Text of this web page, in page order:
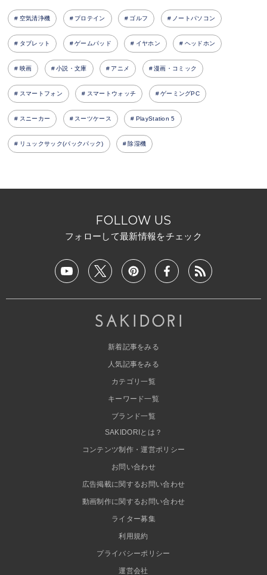
空気清浄機 プロテイン ゴルフ ノートパソコン
タブレット ゲームパッド イヤホン ヘッドホン
映画 小説・文庫 アニメ 漫画・コミック
スマートフォン スマートウォッチ ゲーミングPC
スニーカー スーツケース PlayStation 5
リュックサック(バックパック) 除湿機
FOLLOW US
フォローして最新情報をチェック
新着記事をみる
人気記事をみる
カテゴリ一覧
キーワード一覧
ブランド一覧
SAKIDORIとは？
コンテンツ制作・運営ポリシー
お問い合わせ
広告掲載に関するお問い合わせ
動画制作に関するお問い合わせ
ライター募集
利用規約
プライバシーポリシー
運営会社